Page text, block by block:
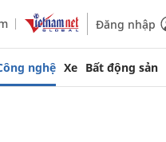
Đăng nhập
nghệ Xe Bất động sản